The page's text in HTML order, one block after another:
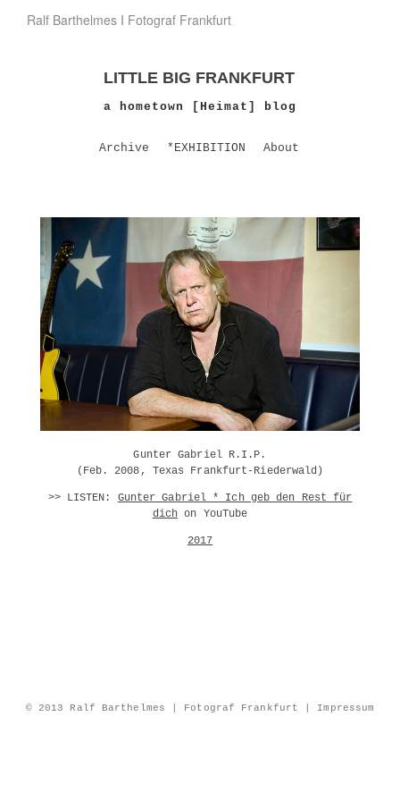
Ralf Barthelmes I Fotograf Frankfurt
LITTLE BIG FRANKFURT
a hometown [Heimat] blog
Archive *EXHIBITION About
Gunter Gabriel R.I.P.
(Feb. 2008, Texas Frankfurt-Riederwald)
>> LISTEN: Gunter Gabriel * Ich geb den Rest für
dich on YouTube
2017
© 2013 Ralf Barthelmes | Fotograf Frankfurt | Impressum